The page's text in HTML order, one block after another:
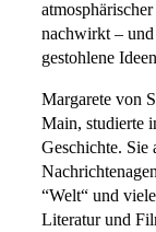
nachwirkt –
gestohlene
Margarete von
Main, studierte
Geschichte. Sie
“Welt“ und
Literatur und